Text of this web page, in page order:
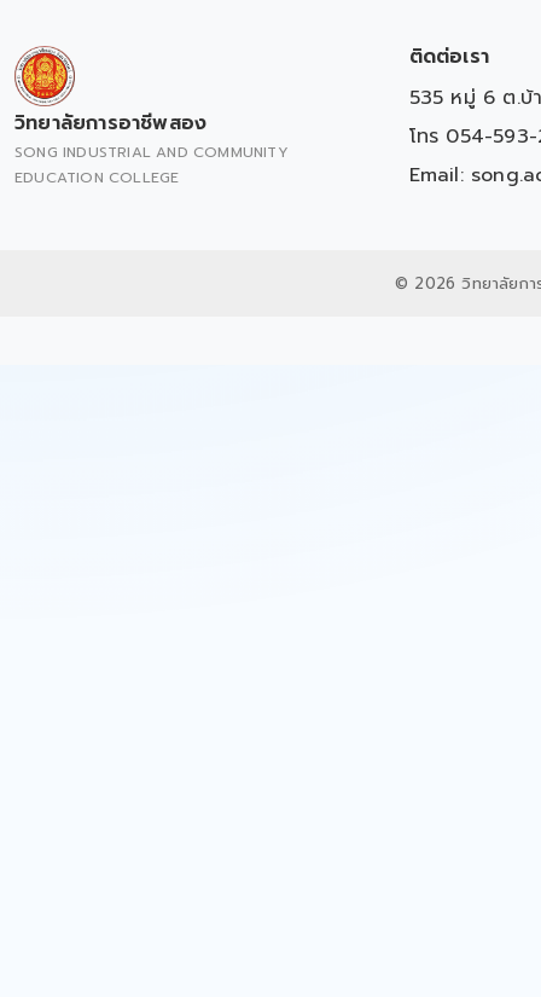
วิทยาลัยการอาชีพสอง
SONG INDUSTRIAL AND COMMUNITY
EDUCATION COLLEGE
ติดต่อเรา
535 หมู่ 6 ต.บ้
โทร 054-
Email:
© 2026 วิทยาลัยก